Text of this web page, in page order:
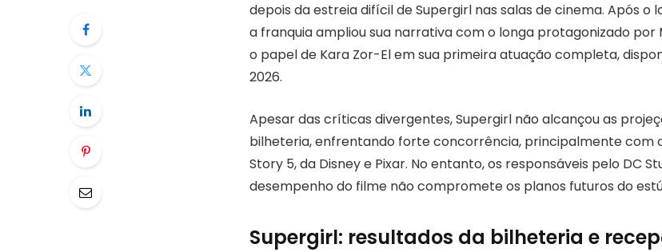
depois da estreia difícil de Supergirl nas salas de cinema. Após o
a franquia ampliou sua narrativa com o longa protagonizado por
o papel de Kara Zor-El em sua primeira atuação completa,
2026.
Apesar das críticas divergentes, Supergirl não alcançou as
bilheteria, enfrentando forte concorrência, principalmente com
Story 5, da Disney e Pixar. No entanto, os responsáveis pelo DC
desempenho do filme não compromete os planos futuros do
Supergirl: resultados da bilheteria e